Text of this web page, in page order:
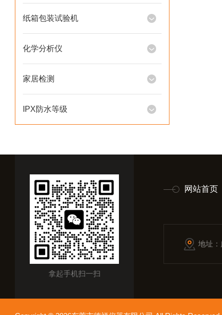
纸箱包装试验机
化学分析仪
家居检测
IPX防水等级
拿起手机扫一扫
网站首页
地址